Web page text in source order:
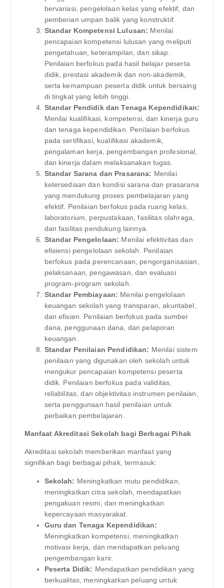
bervariasi, pengelolaan kelas yang efektif, dan
pemberian umpan balik yang konstruktif.
Standar Kompetensi Lulusan: Menilai
pencapaian kompetensi lulusan yang meliputi
pengetahuan, keterampilan, dan sikap.
Penilaian berfokus pada hasil belajar peserta
didik, prestasi akademik dan non-akademik,
serta kemampuan peserta didik untuk bersaing
di tingkat yang lebih tinggi.
Standar Pendidik dan Tenaga Kependidikan:
Menilai kualifikasi, kompetensi, dan kinerja guru
dan tenaga kependidikan. Penilaian berfokus
pada sertifikasi, kualifikasi akademik,
pengalaman kerja, pengembangan profesional,
dan kinerja dalam melaksanakan tugas.
Standar Sarana dan Prasarana: Menilai
ketersediaan dan kondisi sarana dan prasarana
yang mendukung proses pembelajaran yang
efektif. Penilaian berfokus pada ruang kelas,
laboratorium, perpustakaan, fasilitas olahraga,
dan fasilitas pendukung lainnya.
Standar Pengelolaan: Menilai efektivitas dan
efisiensi pengelolaan sekolah. Penilaian
berfokus pada perencanaan, pengorganisasian,
pelaksanaan, pengawasan, dan evaluasi
program-program sekolah.
Standar Pembiayaan: Menilai pengelolaan
keuangan sekolah yang transparan, akuntabel,
dan efisien. Penilaian berfokus pada sumber
dana, penggunaan dana, dan pelaporan
keuangan.
Standar Penilaian Pendidikan: Menilai sistem
penilaian yang digunakan oleh sekolah untuk
mengukur pencapaian kompetensi peserta
didik. Penilaian berfokus pada validitas,
reliabilitas, dan objektivitas instrumen penilaian,
serta penggunaan hasil penilaian untuk
perbaikan pembelajaran.
Manfaat Akreditasi Sekolah bagi Berbagai Pihak
Akreditasi sekolah memberikan manfaat yang
signifikan bagi berbagai pihak, termasuk:
Sekolah: Meningkatkan mutu pendidikan,
meningkatkan citra sekolah, mendapatkan
pengakuan resmi, dan meningkatkan
kepercayaan masyarakat.
Guru dan Tenaga Kependidikan:
Meningkatkan kompetensi, meningkatkan
motivasi kerja, dan mendapatkan peluang
pengembangan karir.
Peserta Didik: Mendapatkan pendidikan yang
berkualitas, meningkatkan peluang untuk